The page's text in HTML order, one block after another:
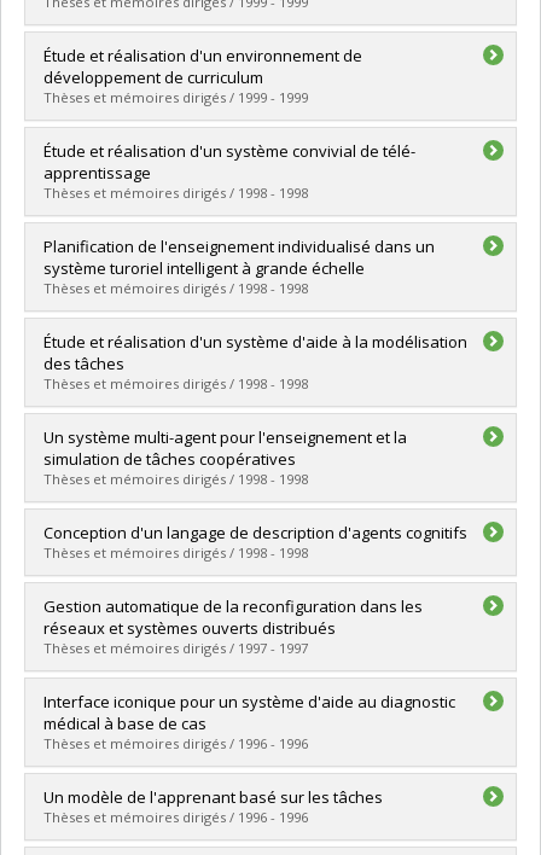
Lien vers le document dans Papyrus
Graduate :Shiri-Ahmadabadi, Mohammad-Ebrahim
Cycle :Doctoral
Grade :Ph. D.
Lien vers le document dans Papyrus
Étude et réalisation d'un environnement de
développement de curriculum
Thèses et mémoires dirigés / 1999 - 1999
Graduate :Rouane, Khalid
Cycle :Master's
Grade :M. Sc.
Lien vers le document dans Papyrus
Étude et réalisation d'un système convivial de télé-
apprentissage
Thèses et mémoires dirigés / 1998 - 1998
Graduate :Martin, Louis
Cycle :Master's
Grade :M. Sc.
Lien vers le document dans Papyrus
Planification de l'enseignement individualisé dans un
système turoriel intelligent à grande échelle
Thèses et mémoires dirigés / 1998 - 1998
Graduate :Lê, Tang-Ho
Cycle :Doctoral
Grade :Ph. D.
Lien vers le document dans Papyrus
Étude et réalisation d'un système d'aide à la modélisation
des tâches
Thèses et mémoires dirigés / 1998 - 1998
Graduate : Lupascu, Daniela Suzana
Cycle :Master's
Grade :M. Sc.
Lien vers le document dans Papyrus
Un système multi-agent pour l'enseignement et la
simulation de tâches coopératives
Thèses et mémoires dirigés / 1998 - 1998
Graduate : Tadié Guepfu, Serge
Cycle : Doctoral
Grade :Ph. D.
Conception d'un langage de description d'agents cognitifs
Thèses et mémoires dirigés / 1998 - 1998
Graduate :De Léan, Charles
Cycle :Master's
Grade :M. Sc.
Lien vers le document dans Papyrus
Gestion automatique de la reconfiguration dans les
réseaux et systèmes ouverts distribués
Thèses et mémoires dirigés / 1997 - 1997
Graduate :Dini, Petre
Cycle :Doctoral
Grade :Ph. D.
Lien vers le document dans Papyrus
Interface iconique pour un système d'aide au diagnostic
médical à base de cas
Thèses et mémoires dirigés / 1996 - 1996
Graduate :Talbi, Hichem
Cycle : Master's
Grade :M. Sc.
Un modèle de l'apprenant basé sur les tâches
Thèses et mémoires dirigés / 1996 - 1996